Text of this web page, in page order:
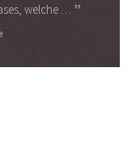
welche …